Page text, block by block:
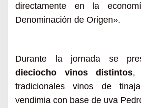
directamente en la
Denominación de Origen».
Durante la jornada se
dieciocho vinos distintos,
tradicionales vinos de
vendimia con base de uva